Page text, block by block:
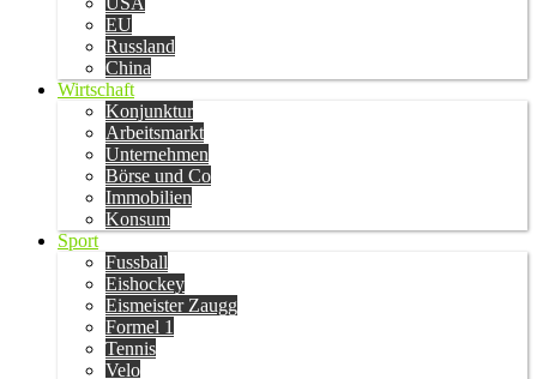
EU
Russland
China
Wirtschaft
Konjunktur
Arbeitsmarkt
Unternehmen
Börse und Co
Immobilien
Konsum
Sport
Fussball
Eishockey
Eismeister Zaugg
Formel 1
Tennis
Velo